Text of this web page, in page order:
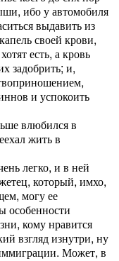
ибо у автомобиля
выдавить из
своей крови,
есть, а кровь
задобрить; и,
и успокоить
влюбился в
жить в
легко, и в ней
который, имхо,
могу ее
особенности
кому нравится
взгляд изнутри, ну
Может, в